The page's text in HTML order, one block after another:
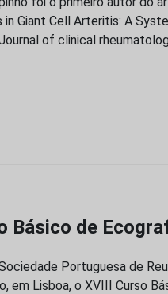
in Giant Cell Arteritis: A
of clinical
Básico de
Portuguesa de
em Lisboa, o XVIII Curso